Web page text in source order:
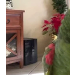
Masuk | Daftar
Rasuah Busters